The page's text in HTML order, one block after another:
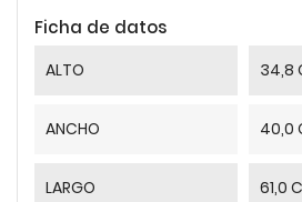
Ficha de datos
ALTO 34,8
ANCHO 40,0
LARGO 61,0